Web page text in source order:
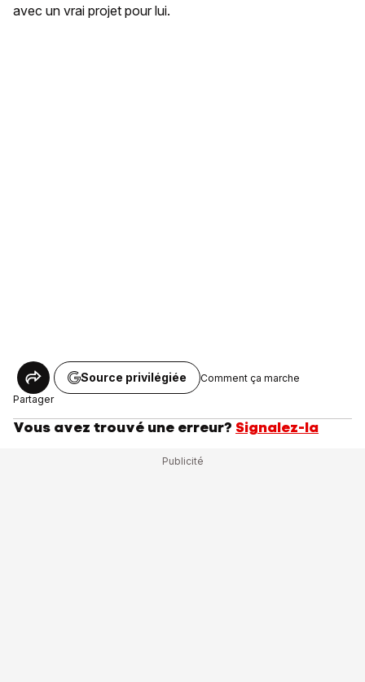
avec un vrai projet pour lui.
Partager
Source privilégiée Comment ça marche
Vous avez trouvé une erreur? Signalez-la